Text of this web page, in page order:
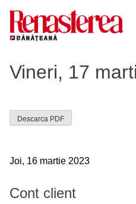
content
Vineri, 17
Descarca PDF
Navigare
în
Joi, 16 martie 2023
Cont client